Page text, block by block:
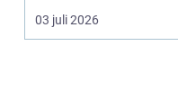
och kablar...
03 juli 2026